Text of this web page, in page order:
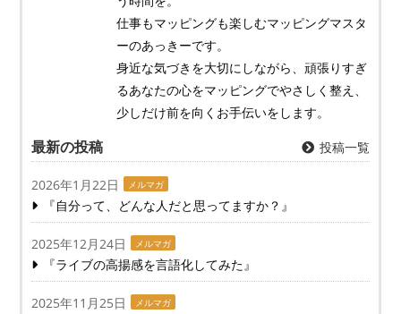
仕事もマッピングも楽しむマッピングマスタ
ーのあっきーです。
身近な気づきを大切にしながら、頑張りすぎ
るあなたの心をマッピングでやさしく整え、
少しだけ前を向くお手伝いをします。
最新の投稿 投稿一覧
2026年1月22日 メルマガ
『自分って、どんな人だと思ってますか？』
2025年12月24日 メルマガ
『ライブの高揚感を言語化してみた』
2025年11月25日 メルマガ